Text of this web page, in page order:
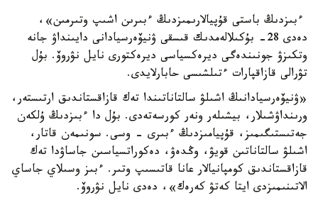
ءبىزدىڭ باستى قۇپيالارىمىزدىڭ ءبىرىن اشىپ وتىرمىن»،
دەدى 28- بۇكىلالەمدىك قىسقى ۋنيۆەرسيادانى دايىنداۋ جانە
وتكىزۋ جونىندەگى ديرەكسياسى ديرەكتورى نايل نۋروۆ. بۇل
تۋرالى قازاقپارات ءتىلشىسى حابارلايدى.
«ۋنيۆەرسيادانىڭ اشىلۋ سالتاناتىندا تەك قازاقستاندىق ارتىستەر،
ورىنداۋشىلار، بيشىلەر ونەر كورسەتەدى. بۇل دا ءبىزدىڭ ۇلكەن
جەتىستىگىمىز، قۇپيامىزدىڭ ءبىرى - وسى. سونىمەن قاتار،
اشىلۋ سالتاناتىن قويۋ، وڭدەۋ، دەكوراتسياسىن جاساۋدا تەك
قازاقستاندىق كومپانيالار عانا قاتىسىپ وتىر. ءبىز وسىلاي جاساي
الاتىنىمىزدى ايتا كەتۋ كەرەك»، دەدى نايل نۋروۆ.